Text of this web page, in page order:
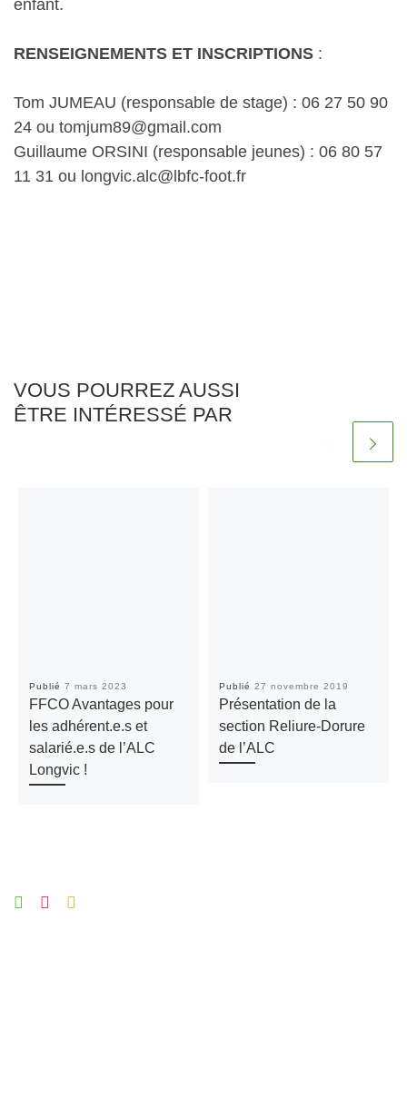
enfant.
RENSEIGNEMENTS ET INSCRIPTIONS :
Tom JUMEAU (responsable de stage) : 06 27 50 90
24 ou tomjum89@gmail.com
Guillaume ORSINI (responsable jeunes) : 06 80 57
11 31 ou longvic.alc@lbfc-foot.fr
VOUS POURREZ AUSSI
ÊTRE INTÉRESSÉ PAR
Publié 7 mars 2023
FFCO Avantages pour
les adhérent.e.s et
salarié.e.s de l’ALC
Longvic !
Publié 27 novembre 2019
Présentation de la
section Reliure-Dorure
de l’ALC